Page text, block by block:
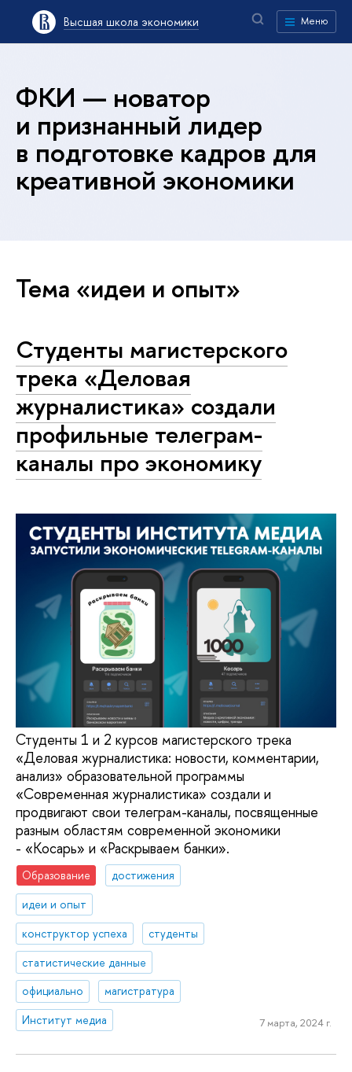
Высшая школа экономики Меню
ФКИ — новатор
и признанный лидер
в подготовке кадров для
креативной экономики
Тема «идеи и опыт»
Студенты магистерского
трека «Деловая
журналистика» создали
профильные телеграм-
каналы про экономику
Студенты 1 и 2 курсов магистерского трека
«Деловая журналистика: новости, комментарии,
анализ» образовательной программы
«Современная журналистика» создали и
продвигают свои телеграм-каналы, посвященные
разным областям современной экономики
- «Косарь» и «Раскрываем банки».
Образование
достижения
идеи и опыт
конструктор успеха
студенты
статистические данные
официально
магистратура
Институт медиа
7 марта, 2024 г.